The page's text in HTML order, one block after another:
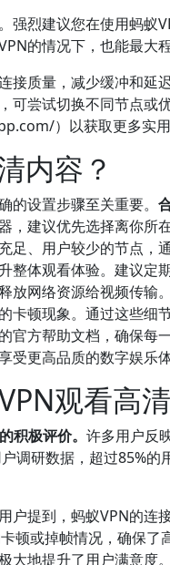
强烈建议您在使用蚂
的情况下，也能最大
质量，减少缓冲和
尝试切换不同节点
）以获取更多实用
内容？
设置步骤至关重要。
，建议优先选择离你
、用户较少的节点
体观看体验。建议
网络资源给视频传
顿现象。通过这些
方帮助文档，确保
更高品质的数字娱乐体
观看高
积极评价。 许多用户反
调研数据，超过85%
提到，蚂蚁VPN的
顿或掉帧情况，确保
地提升了用户满意度。